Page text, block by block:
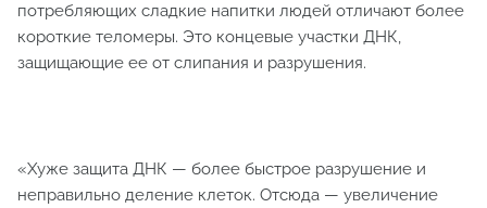
потребляющих сладкие напитки людей отличают более
короткие теломеры. Это концевые участки ДНК,
защищающие ее от слипания и разрушения.
«Хуже защита ДНК — более быстрое разрушение и
неправильно деление клеток. Отсюда — увеличение